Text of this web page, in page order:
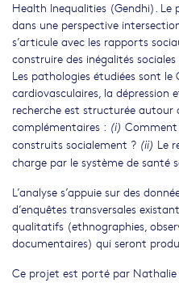
Health Inequalities (Gendhi). Le
dans une perspective
s’articule avec les rapports
construire des inégalités
Les pathologies étudiées sont le
cardiovasculaires, la dépression
recherche est structurée autour
complémentaires : (i) Comment
construits socialement ? (ii) Le
charge par le système de santé
L’analyse s’appuie sur des
d’enquêtes transversales
qualitatifs (ethnographies,
documentaires) qui seront
Ce projet est porté par Nathalie